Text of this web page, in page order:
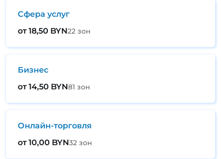
Сфера услуг
от 18,50 BYN22 зон
Бизнес
от 14,50 BYN81 зон
Онлайн-торговля
от 10,00 BYN32 зон